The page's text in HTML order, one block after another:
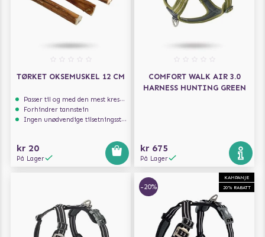
TØRKET OKSEMUSKEL 12 CM
Passer til og med den mest kresne hunden
Forhindrer tannstein
Ingen unødvendige tilsetningsstoffer
kr 20
På Lager
COMFORT WALK AIR 3.0
HARNESS HUNTING GREEN
kr 675
På Lager
KAMPANJE
20% RABATT
-20%